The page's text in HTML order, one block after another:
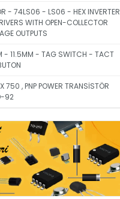
- 74LS06 - LS06 - HEX INVERTER
WITH OPEN-COLLECTOR
OUTPUTS
- 11.5MM - TAG SWITCH - TACT
750 , PNP POWER TRANSİSTÖR
92